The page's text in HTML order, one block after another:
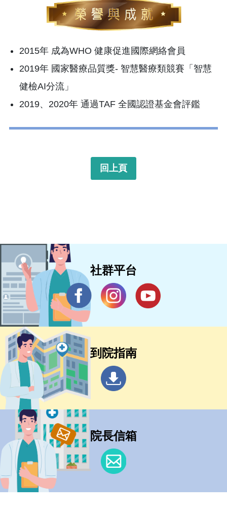
2015年 成為WHO 健康促進國際網絡會員
2019年 國家醫療品質獎- 智慧醫療類競賽「智慧
健檢AI分流」
2019、2020年 通過TAF 全國認證基金會評鑑
回上頁
社群平台
到院指南
院長信箱